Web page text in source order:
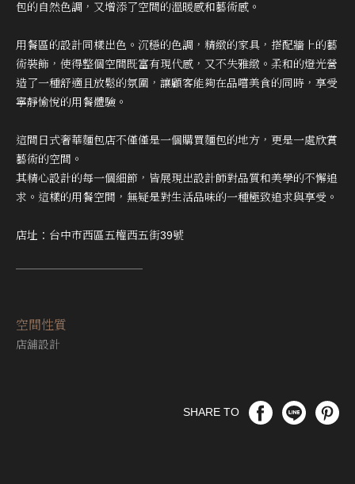
包的自然色調，又增添了空間的溫暖感和藝術感。
用餐區的設計同樣出色。沉穩的色調，精緻的家具，搭配牆上的藝
術裝飾，使得整個空間既富有現代感，又不失雅緻。柔和的燈光營
造了一種舒適且放鬆的氛圍，讓顧客能夠在品嚐美食的同時，享受
寧靜愉悅的用餐體驗。
這間日式奢華麵包店不僅僅是一個購買麵包的地方，更是一處欣賞
藝術的空間。
其精心設計的每一個細節，皆展現出設計師對品質和美學的不懈追
求。這樣的用餐空間，無疑是對生活品味的一種極致追求與享受。
店址：台中市西區五權西五街39號
空間性質
店舖設計
SHARE TO